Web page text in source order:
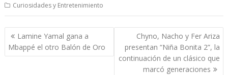
Curiosidades y Entretenimiento
Navegación
de
entradas
Lamine Yamal gana a
Mbappé el otro Balón de Oro
Chyno, Nacho y Fer Ariza
presentan “Niña Bonita 2”, la
continuación de un clásico que
marcó generaciones